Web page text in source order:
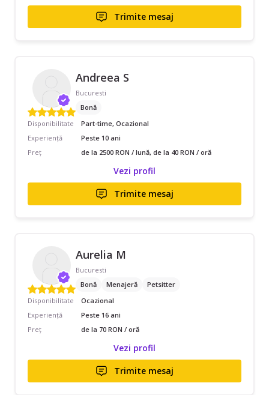
Trimite mesaj
Andreea S
Bucuresti
Bonă
Disponibilitate
Part-time, Ocazional
Experiență
Peste 10 ani
Preț
de la 2500 RON / lună, de la 40 RON / oră
Vezi profil
Trimite mesaj
Aurelia M
Bucuresti
Bonă
Menajeră
Petsitter
Disponibilitate
Ocazional
Experiență
Peste 16 ani
Preț
de la 70 RON / oră
Vezi profil
Trimite mesaj